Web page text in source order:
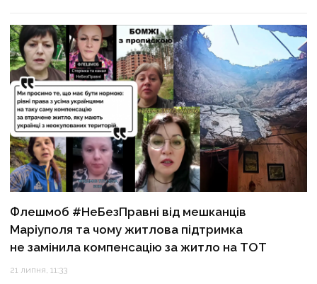
Флешмоб #НеБезПравні від мешканців
Маріуполя та чому житлова підтримка
не замінила компенсацію за житло на ТОТ
21 липня, 11:33